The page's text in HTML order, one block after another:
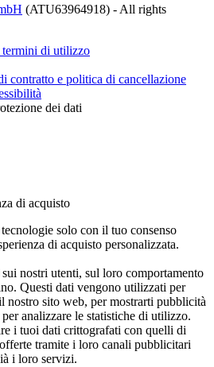
(ATU63964918) - All rights
di utilizzo
contratto e politica di cancellazione
dei dati
di acquisto
solo con il tuo consenso
di acquisto personalizzata.
nostri utenti, sul loro comportamento
Questi dati vengono utilizzati per
nostro sito web, per mostrarti pubblicità
analizzare le statistiche di utilizzo.
i tuoi dati crittografati con quelli di
tramite i loro canali pubblicitari
i loro servizi.